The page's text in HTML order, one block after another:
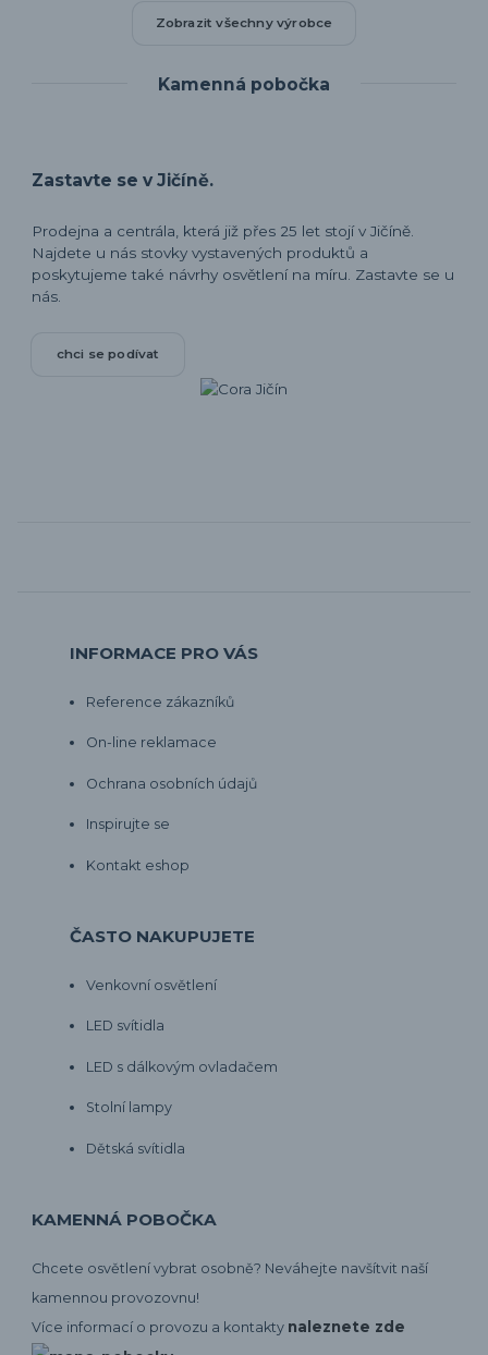
Zobrazit všechny výrobce
Kamenná pobočka
Zastavte se v Jičíně.
Prodejna a centrála, která již přes 25 let stojí v Jičíně.
Najdete u nás stovky vystavených produktů a
poskytujeme také návrhy osvětlení na míru. Zastavte se u
nás.
chci se podívat
INFORMACE PRO VÁS
Reference zákazníků
On-line reklamace
Ochrana osobních údajů
Inspirujte se
Kontakt eshop
ČASTO NAKUPUJETE
Venkovní osvětlení
LED svítidla
LED s dálkovým ovladačem
Stolní lampy
Dětská svítidla
KAMENNÁ POBOČKA
Chcete osvětlení vybrat osobně? Neváhejte navšítvit naší
kamennou provozovnu!
Více informací o provozu a kontakty naleznete zde